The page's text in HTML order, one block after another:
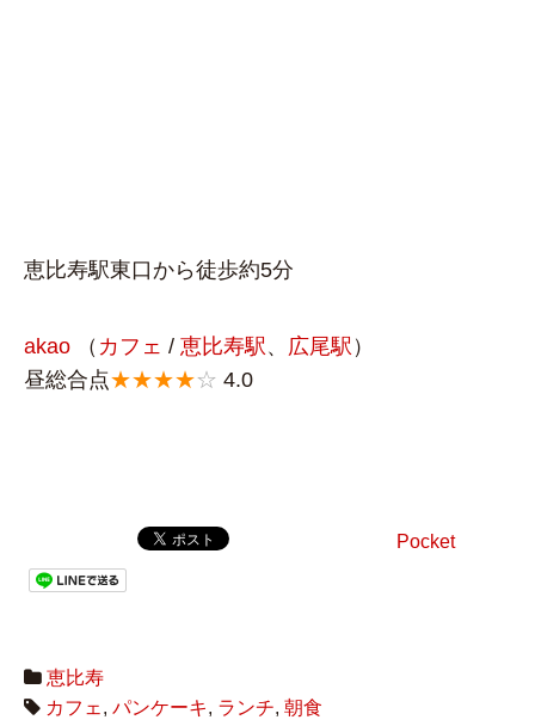
恵比寿駅東口から徒歩約5分
akao （ カフェ / 恵比寿駅 、 広尾駅 ）
昼総合点★★★★☆ 4.0
Pocket
恵比寿
カフェ , パンケーキ, ランチ, 朝食